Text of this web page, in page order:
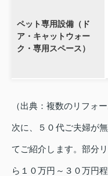
ペット専用設備（ド
ア・キャットウォー
ク・専用スペース）
（出典：複数のリフォ
次に、５０代ご夫婦が
てご紹介します。部分
ら１０万円～３０万円